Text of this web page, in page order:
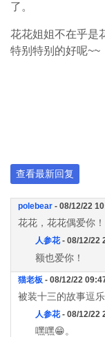
了。
花花姐姐不在乎是
特别特别的好呢~~
查看最新回复
polebear - 08/12/22
花花，花花偶爱你！
人参花- 08/12/22
额也爱你！
猫老板 - 08/12/22
被装十三的故事逗乐
人参花- 08/12/22
嘿嘿😁。